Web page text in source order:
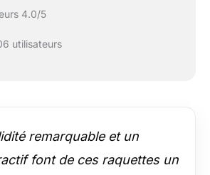
4.0/5
utilisateurs
remarquable et un
font de ces raquettes un